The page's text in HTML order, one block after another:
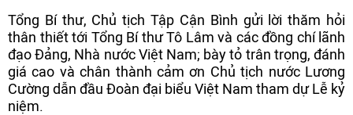
Tổng Bí thư, Chủ tịch Tập Cận Bình gửi lời thăm hỏi
thân thiết tới Tổng Bí thư Tô Lâm và các đồng chí lãnh
đạo Đảng, Nhà nước Việt Nam; bày tỏ trân trọng, đánh
giá cao và chân thành cảm ơn Chủ tịch nước Lương
Cường dẫn đầu Đoàn đại biểu Việt Nam tham dự Lễ kỷ
niệm.